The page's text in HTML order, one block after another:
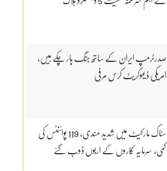
صدرٹرمپ ایران کے ساتھ جنگ ہار چکے ہیں،
امریکی ڈیموکریٹ کرس مرفی
سٹاک مارکیٹ میں شدید مندی، 119 پوائنٹس کی
کمی، سرمایہ کاروں کے اربوں ڈوب گئے